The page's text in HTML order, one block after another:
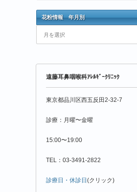
花粉情報 年月別
花
粉
遠藤耳鼻咽喉科ｱﾚﾙｷﾞｰｸﾘﾆｯｸ
東京都品川区西五反田2-32-7
診療：月曜〜金曜
15:00〜19:00
TEL：03-3491-2822
診療日・休診日 (クリック)